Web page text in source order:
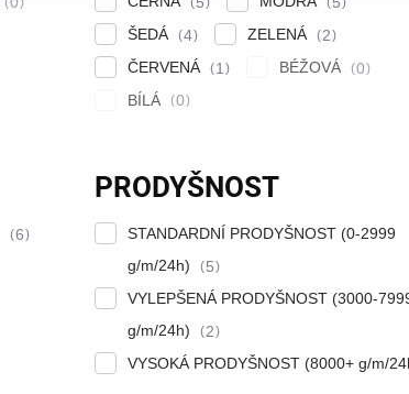
ŠEDÁ
4 ZELENÁ
2
ČERVENÁ
1 BÉŽOVÁ
0
BÍLÁ
0
6
PRODYŠNOST
STANDARDNÍ PRODYŠNOST (0-2999
g/m/24h)
5
VYLEPŠENÁ PRODYŠNOST (3000-
g/m/24h)
2
VYSOKÁ PRODYŠNOST (8000+ g/m/